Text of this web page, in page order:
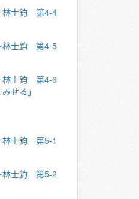
林士鈞 第4-4
林士鈞 第4-5
林士鈞 第4-6
せる」
林士鈞 第5-1
林士鈞 第5-2